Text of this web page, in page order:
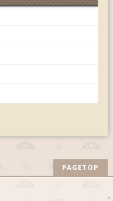
PAGETOP